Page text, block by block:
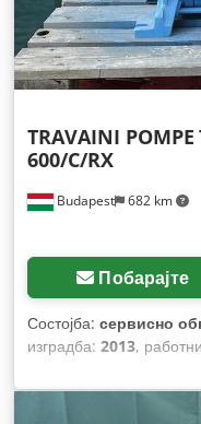
Budapest 682 km
TRAVAINI POMPE
600/C/RX
Побарајте
Состојба: сервисно
изградба: 2013,
вкупна тежина:385 кг,
40